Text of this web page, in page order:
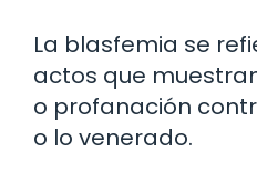
La blasfemia se
actos que
o profanación
o lo venerado.